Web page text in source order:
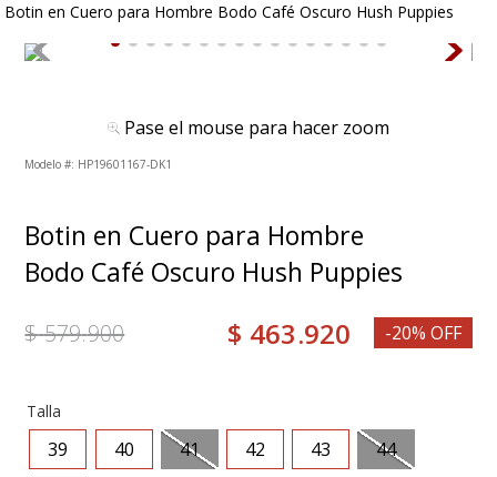
Botin en Cuero para Hombre Bodo Café Oscuro Hush Puppies
Pase el mouse para hacer zoom
: HP19601167-DK1
Botin en Cuero para Hombre
Bodo Café Oscuro Hush Puppies
$579.900 $ 463.920 -20% OFF
Talla
39 40 41 42 43
44
3 .
zapatos hombre
4.
mocasines
7.
accesorios